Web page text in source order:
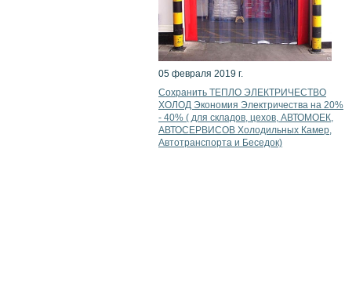
05 февраля 2019 г.
Сохранить ТЕПЛО ЭЛЕКТРИЧЕСТВО
ХОЛОД Экономия Электричества на 20%
- 40% ( для складов, цехов, АВТОМОЕК,
АВТОСЕРВИСОВ Холодильных Камер,
Автотранспорта и Беседок)